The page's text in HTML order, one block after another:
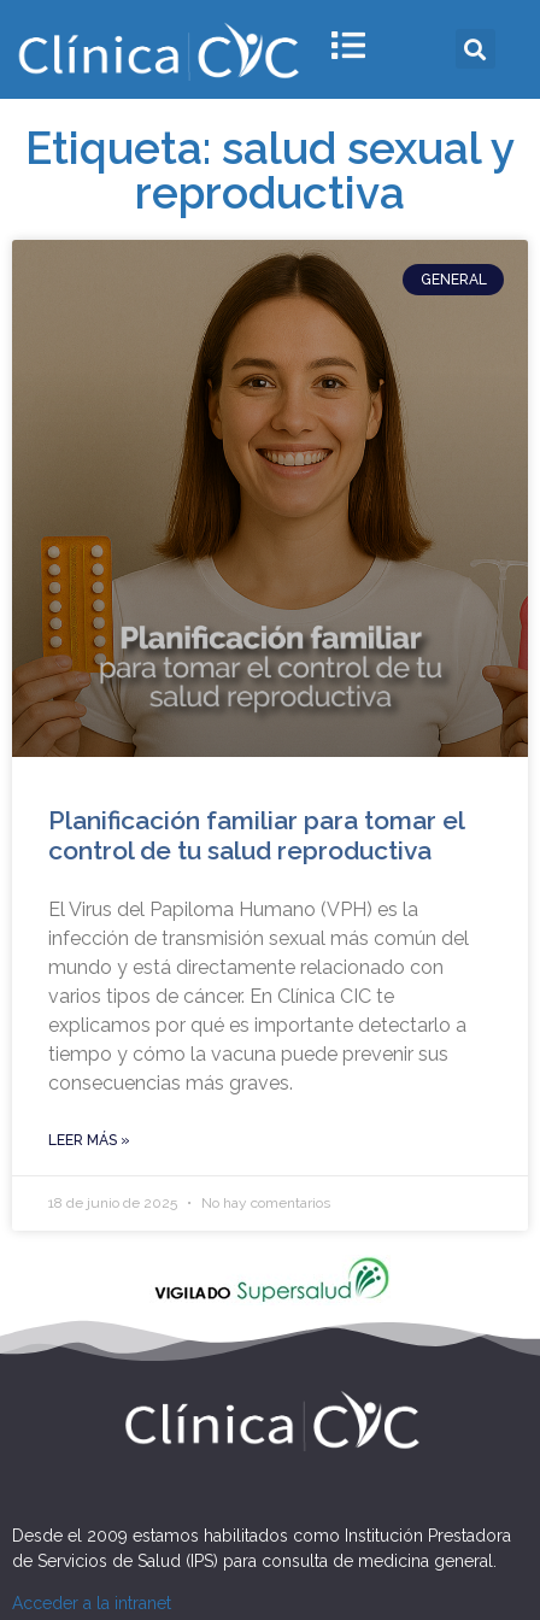
Etiqueta: salud sexual y
reproductiva
GENERAL
Planificación familiar para tomar el
control de tu salud reproductiva
El Virus del Papiloma Humano (VPH) es la
infección de transmisión sexual más común del
mundo y está directamente relacionado con
varios tipos de cáncer. En Clínica CIC te
explicamos por qué es importante detectarlo a
tiempo y cómo la vacuna puede prevenir sus
consecuencias más graves.
LEER MÁS »
18 de junio de 2025 No hay comentarios
Desde el 2009 estamos habilitados como Institución Prestadora
de Servicios de Salud (IPS) para consulta de medicina general.
Acceder a la intranet